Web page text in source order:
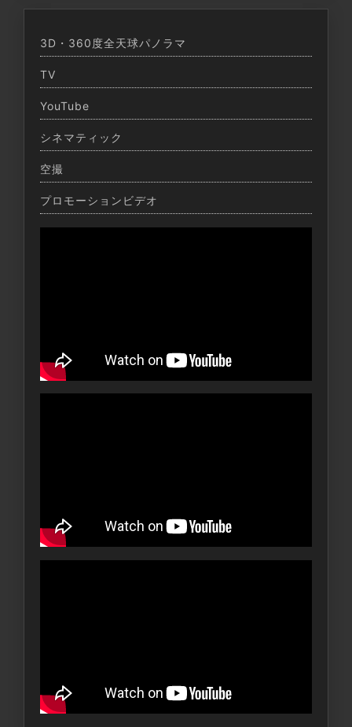
3D・360度全天球パノラマ
TV
YouTube
シネマティック
空撮
プロモーションビデオ